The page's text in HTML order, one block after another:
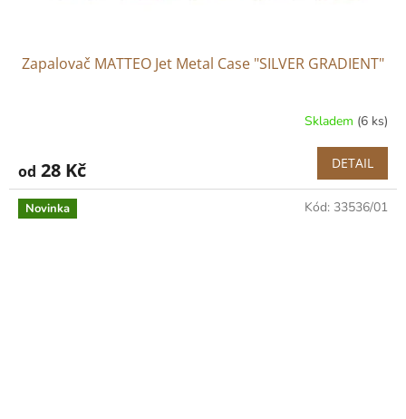
Zapalovač MATTEO Jet Metal Case "SILVER GRADIENT"
Skladem (6 ks)
od 28 Kč DETAIL
Novinka Kód: 33536/01